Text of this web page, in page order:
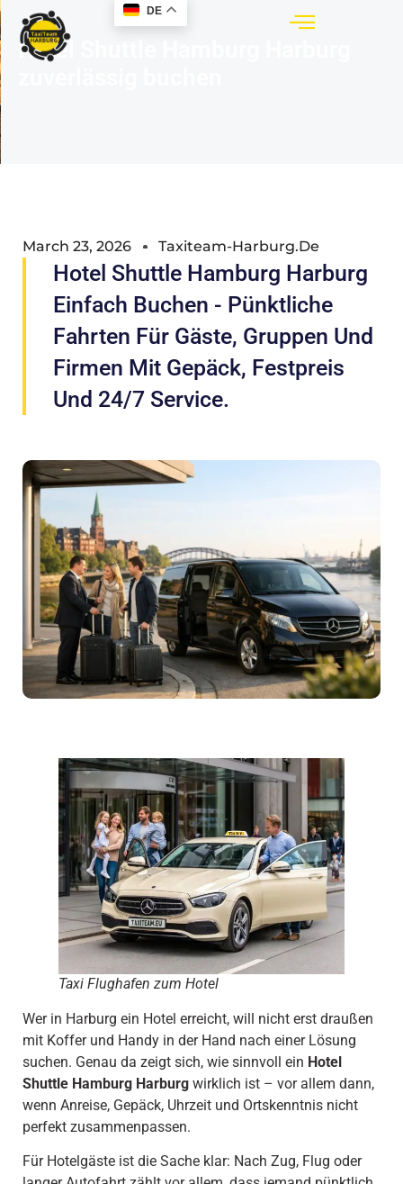
DE
Hotel Shuttle Hamburg Harburg
March 23, 2026 Taxiteam-Harburg.de
Hotel Shuttle Hamburg Harburg
Einfach Buchen - Pünktliche
Fahrten Für Gäste, Gruppen Und
Firmen Mit Gepäck, Festpreis
Und 24/7 Service.
Taxi Flughafen zum Hotel
Wer in Harburg ein Hotel erreicht, will nicht erst draußen
mit Koffer und Handy in der Hand nach einer Lösung
suchen. Genau da zeigt sich, wie sinnvoll ein Hotel
Shuttle Hamburg Harburg wirklich ist – vor allem dann,
wenn Anreise, Gepäck, Uhrzeit und Ortskenntnis nicht
perfekt zusammenpassen.
Für Hotelgäste ist die Sache klar: Nach Zug, Flug oder